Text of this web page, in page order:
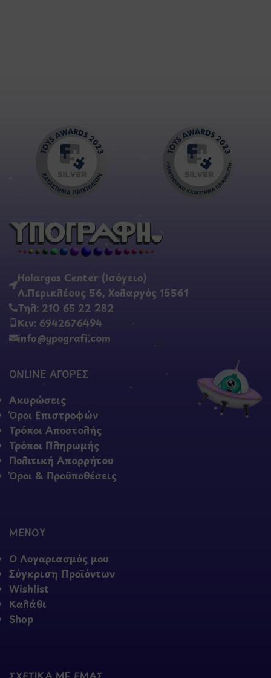
Holargos Center (Ισόγειο)
Λ.Περικλέους 56, Χολαργός 15561
Τηλ: 210 65 22 282
Κιν: 6942676494
info@ypografi.com
ONLINE ΑΓΟΡΕΣ
Ακυρώσεις
Όροι Επιστροφών
Τρόποι Αποστολής
Τρόποι Πληρωμής
Πολιτική Απορρήτου
Όροι & Προϋποθέσεις
ΜΕΝΟΥ
Ο Λογαριασμός μου
Σύγκριση Προϊόντων
Wishlist
Καλάθι
Shop